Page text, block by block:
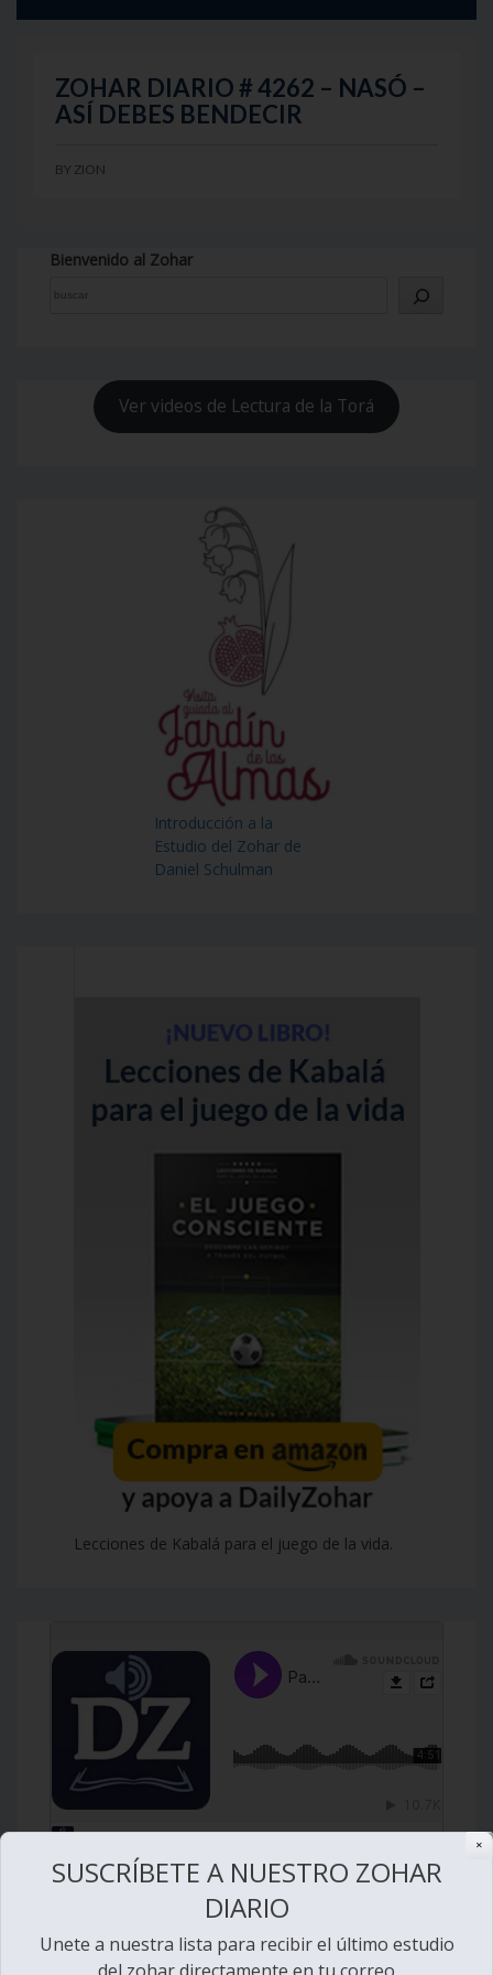
ZOHAR DIARIO # 4262 – NASÓ –
ASÍ DEBES BENDECIR
BY ZION
Bienvenido al Zohar
Ver videos de Lectura de la Torá
Introducción a la
Estudio del Zohar de
Daniel Schulman
Lecciones de Kabalá para el juego de la vida.
✕
SUSCRÍBETE A NUESTRO ZOHAR
DIARIO
Unete a nuestra lista para recibir el último estudio
del zohar directamente en tu correo